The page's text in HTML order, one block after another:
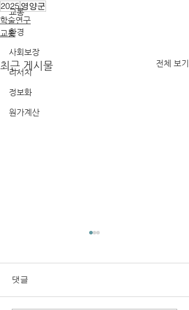
교통
환경
사회보장
리서치
정보화
원가계산
2025영양군
학술연구
교통
최근 게시물 전체 보기
댓글